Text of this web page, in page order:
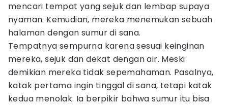
mencari tempat yang sejuk dan lembap supaya
nyaman. Kemudian, mereka menemukan sebuah
halaman dengan sumur di sana.
Tempatnya sempurna karena sesuai keinginan
mereka, sejuk dan dekat dengan air. Meski
demikian mereka tidak sepemahaman. Pasalnya,
katak pertama ingin tinggal di sana, tetapi katak
kedua menolak. Ia berpikir bahwa sumur itu bisa